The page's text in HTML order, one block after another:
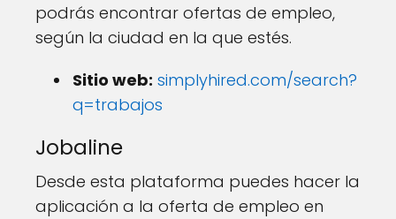
podrás encontrar ofertas de empleo,
según la ciudad en la que estés.
Sitio web: simplyhired.com/search?
q=trabajos
Jobaline
Desde esta plataforma puedes hacer la
aplicación a la oferta de empleo en